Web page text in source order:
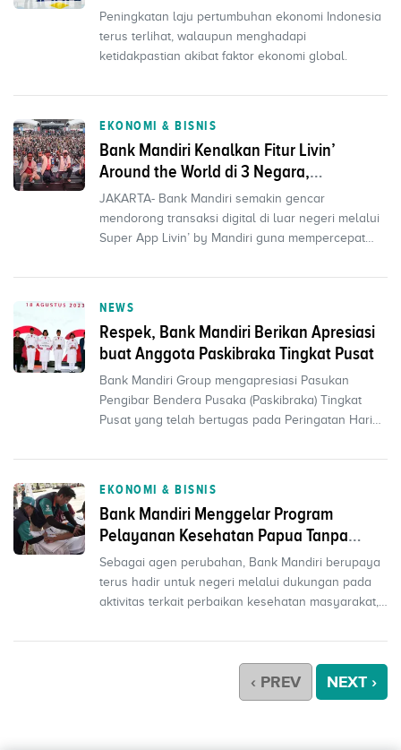
Peningkatan laju pertumbuhan ekonomi Indonesia
terus terlihat, walaupun menghadapi
ketidakpastian akibat faktor ekonomi global.
EKONOMI & BISNIS
Bank Mandiri Kenalkan Fitur Livin’
Around the World di 3 Negara,
Perbanyak Transaksi di Luar Negeri
JAKARTA- Bank Mandiri semakin gencar
mendorong transaksi digital di luar negeri melalui
Super App Livin’ by Mandiri guna mempercepat
NEWS
Respek, Bank Mandiri Berikan Apresiasi
buat Anggota Paskibraka Tingkat Pusat
Bank Mandiri Group mengapresiasi Pasukan
Pengibar Bendera Pusaka (Paskibraka) Tingkat
Pusat yang telah bertugas pada Peringatan Hari
EKONOMI & BISNIS
Bank Mandiri Menggelar Program
Pelayanan Kesehatan Papua Tanpa
Batas di Jayapura
Sebagai agen perubahan, Bank Mandiri berupaya
terus hadir untuk negeri melalui dukungan pada
aktivitas terkait perbaikan kesehatan masyarakat,
‹ PREV NEXT ›